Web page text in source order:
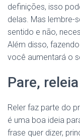
definições, isso
delas. Mas lembre-
sentido e não,
Além disso,
você aumentará o
Pare,
Reler faz parte do
é uma boa ideia
frase quer dizer,